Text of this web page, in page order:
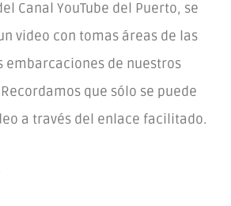
Canal YouTube del Puerto, se
video con tomas áreas de las
embarcaciones de nuestros
que sólo se puede
a través del enlace facilitado.